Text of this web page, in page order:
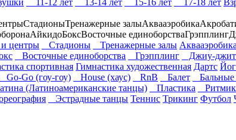
11-12 лет 13-14 лет 15-16 лет 17-18 лет
СтадионыТренажерные залыАквааэробика
АйкидоБоксВосточные единоборстваГрэпплинг
центры Стадионы Тренажерные залы Аквааэробика
Восточные единоборства Грэпплинг Джиу-
спортивная Гимнастика художественная Дартс
Go-Go (гоу-гоу) House (хаус) RnB Балет Бальные
(Латиноамериканские танцы) Пластика
Эстрадные танцы Теннис Трикинг Футбол